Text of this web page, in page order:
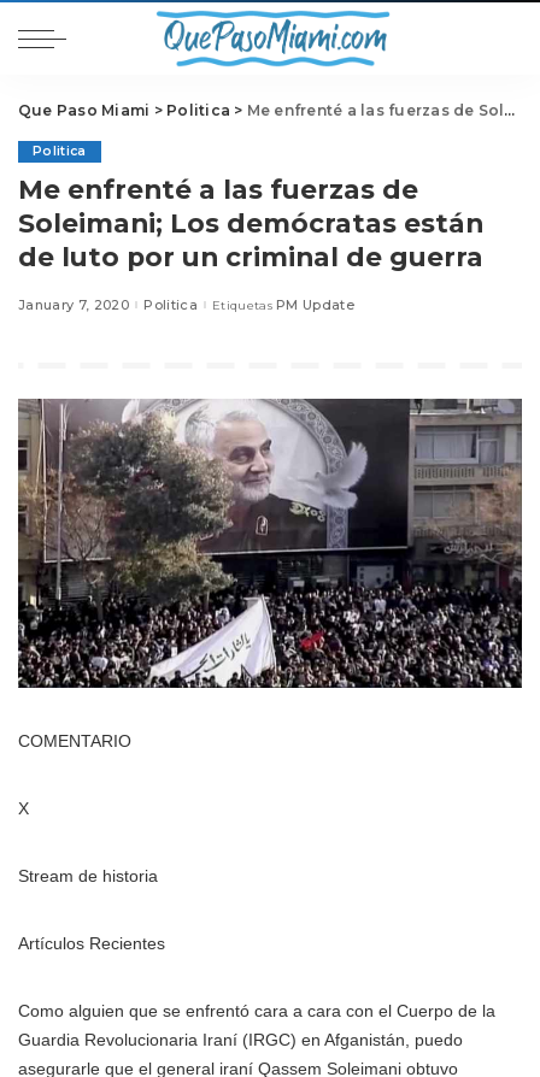
Que Paso Miami > Politica > Me enfrenté a las fuerzas de Soleimani; Los demócratas están de luto por un criminal de guerra
Politica
Me enfrenté a las fuerzas de
Soleimani; Los demócratas están
de luto por un criminal de guerra
January 7, 2020 Politica Etiquetas PM Update
COMENTARIO
X
Stream de historia
Artículos Recientes
Como alguien que se enfrentó cara a cara con el Cuerpo de la
Guardia Revolucionaria Iraní (IRGC) en Afganistán, puedo
asegurarle que el general iraní Qassem Soleimani obtuvo